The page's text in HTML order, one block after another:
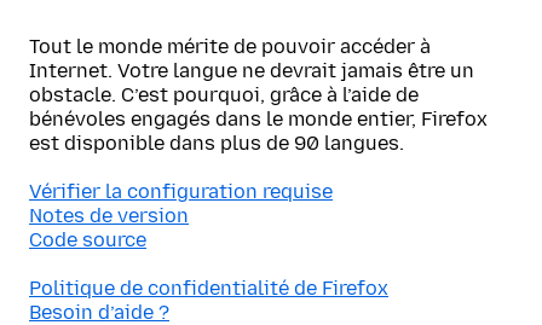
Tout le monde mérite de pouvoir accéder à
Internet. Votre langue ne devrait jamais être un
obstacle. C’est pourquoi, grâce à l’aide de
bénévoles engagés dans le monde entier, Firefox
est disponible dans plus de 90 langues.
Vérifier la configuration requise
Notes de version
Code source
Politique de confidentialité de Firefox
Besoin d’aide ?